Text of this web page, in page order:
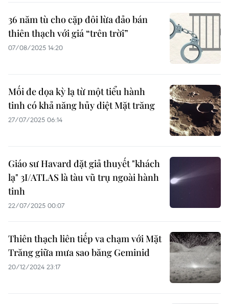
36 năm tù cho cặp đôi lừa đảo bán
thiên thạch với giá “trên trời”
07/08/2025 14:20
Mối đe dọa kỳ lạ từ một tiểu hành
tinh có khả năng hủy diệt Mặt trăng
27/07/2025 06:14
Giáo sư Havard đặt giả thuyết "khách
lạ" 3I/ATLAS là tàu vũ trụ ngoài hành
tinh
22/07/2025 00:07
Thiên thạch liên tiếp va chạm với Mặt
Trăng giữa mưa sao băng Geminid
20/12/2024 23:17